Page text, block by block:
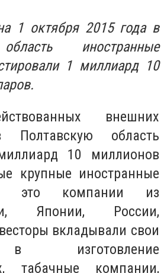
1 октября 2015 года в
иностранные
1 миллиард 10
внешних
Полтавскую область
10 миллионов
крупные иностранные
это компании из
Японии, России,
вкладывали свои
изготовление
табачные компании,